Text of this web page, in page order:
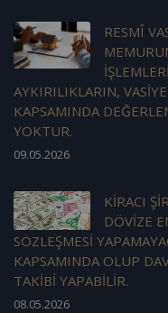
RESMÎ
AYKIRILIKLARIN,
KAPSAMINDA
YOKTUR.
09.05.2026
KİRACI
DÖVİZE
SÖZLEŞMESİ
KAPSAMINDA OLUP
TAKİBİ YAPABİLİR.
08.05.2026